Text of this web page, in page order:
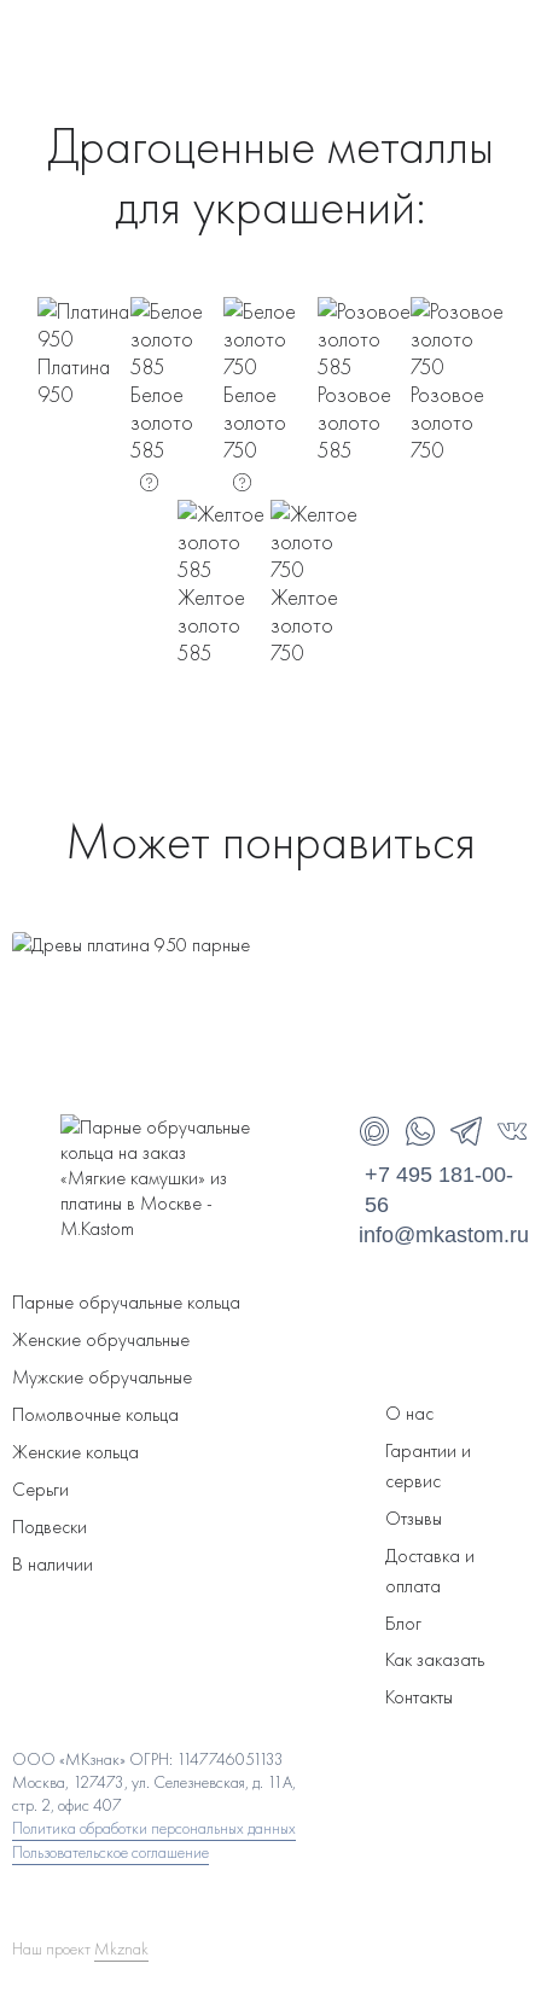
Драгоценные металлы
для украшений:
Платина
950
Белое
золото
585
Белое
золото
750
Розовое
золото
585
Розовое
золото
750
Желтое
золото
585
Желтое
золото
750
Может понравиться
ООО «МКзнак» ОГРН: 1147746051133
Москва, 127473, ул. Селезневская, д. 11А,
стр. 2, офис 407
Политика обработки персональных данных
Пользовательское соглашение
Парные обручальные кольца
Женские обручальные
Мужские обручальные
Помолвочные кольца
Женские кольца
Серьги
Подвески
В наличии
О нас
Гарантии и
сервис
Отзывы
Доставка и
оплата
Блог
Как заказать
Контакты
+7 495 181-00-
56
info@mkastom.ru
Наш проект Mkznak